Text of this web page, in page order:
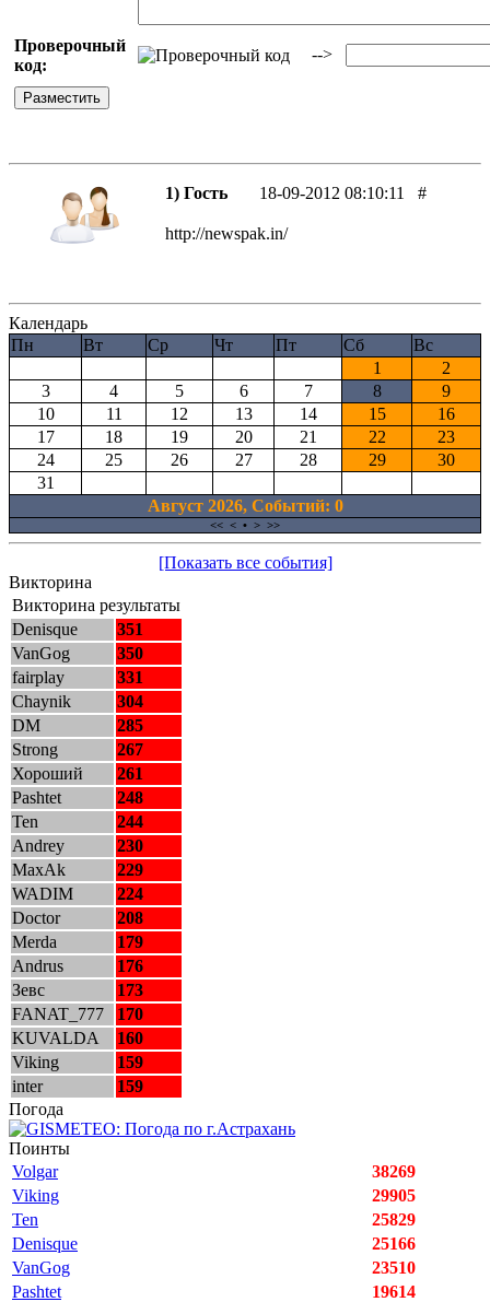
Проверочный
код:
-->
1) Гость 18-09-2012 08:10:11 #
http://newspak.in/
Календарь
Пн
Вт Ср Чт Пт Сб
Вс
1
2
3
4 5 6 7 8
9
10
11 12 13 14 15
16
17
18 19 20 21 22
23
24
25 26 27 28 29
30
31
Август 2026, Cобытий: 0
<< < • > >>
[Показать все события]
Викторина
Викторина результаты
Denisque
351
VanGog
350
fairplay
331
Chaynik
304
DM
285
Strong
267
Хороший
261
Pashtet
248
Ten
244
Andrey
230
MaxAk
229
WADIM
224
Doctor
208
Merda
179
Andrus
176
Зевс
173
FANAT_777
170
KUVALDA
160
Viking
159
inter
159
Погода
Поинты
Volgar
38269
Viking
29905
Ten
25829
Denisque
25166
VanGog
23510
Pashtet
19614